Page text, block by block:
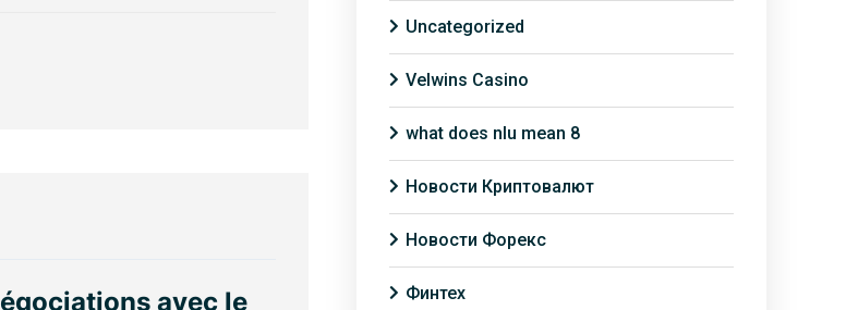
avec le
Uncategorized
Velwins Casino
what does nlu mean 8
Новости Криптовалют
Новости Форекс
Финтех